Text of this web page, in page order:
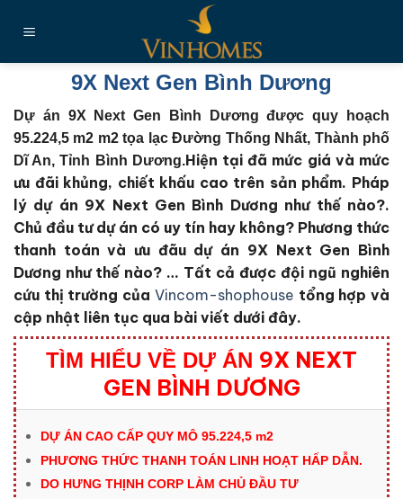
đến
9X Next Gen Bình Dương
Dự án 9X Next Gen Bình Dương được quy hoạch
95.224,5 m2 m2 tọa lạc Đường Thống Nhất, Thành phố
Dĩ An, Tỉnh Bình Dương.Hiện tại đã mức giá và mức
ưu đãi khủng, chiết khấu cao trên sản phẩm. Pháp
lý dự án 9X Next Gen Bình Dương như thế nào?.
Chủ đầu tư dự án có uy tín hay không? Phương thức
thanh toán và ưu đãu dự án 9X Next Gen Bình
Dương như thế nào? … Tất cả được đội ngũ nghiên
cứu thị trường của Vincom-shophouse tổng hợp và
cập nhật liên tục qua bài viết dưới đây.
TÌM HIỂU VỀ DỰ ÁN 9X NEXT
GEN BÌNH DƯƠNG
DỰ ÁN CAO CẤP QUY MÔ 95.224,5 m2
PHƯƠNG THỨC THANH TOÁN LINH HOẠT HẤP DẪN.
DO HƯNG THỊNH CORP LÀM CHỦ ĐẦU TƯ